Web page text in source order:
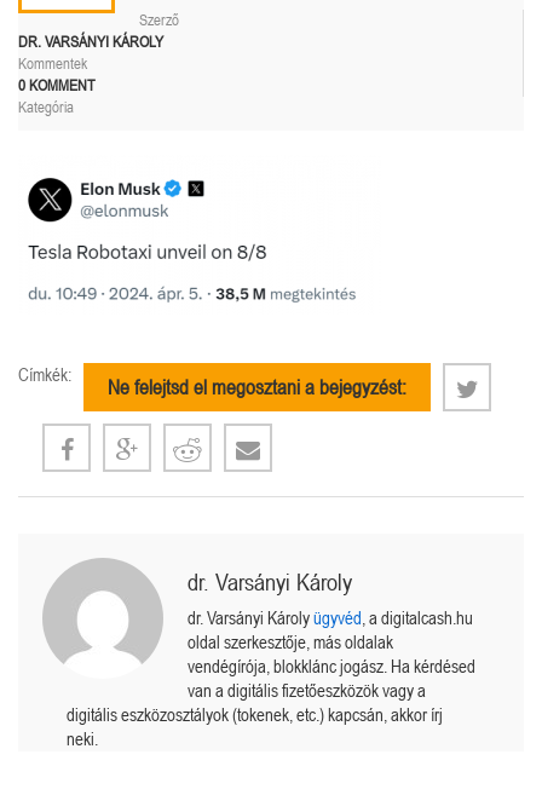
Szerző
DR. VARSÁNYI KÁROLY
Kommentek
0 KOMMENT
Kategória
Címkék:
Ne felejtsd el megosztani a bejegyzést:
dr. Varsányi Károly
dr. Varsányi Károlyügyvéd , a digitalcash.hu
oldal szerkesztője, más oldalak
vendégírója, blokklánc jogász. Ha kérdésed
van a digitális fizetőeszközök vagy a
digitális eszközosztályok (tokenek, etc.) kapcsán, akkor írj
neki.